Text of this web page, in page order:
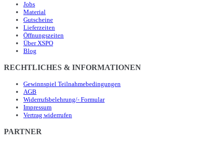
Jobs
Material
Gutscheine
Lieferzeiten
Öffnungszeiten
Über XSPO
Blog
RECHTLICHES & INFORMATIONEN
Gewinnspiel Teilnahmebedingungen
AGB
Widerrufsbelehrung/- Formular
Impressum
Vertrag widerrufen
PARTNER